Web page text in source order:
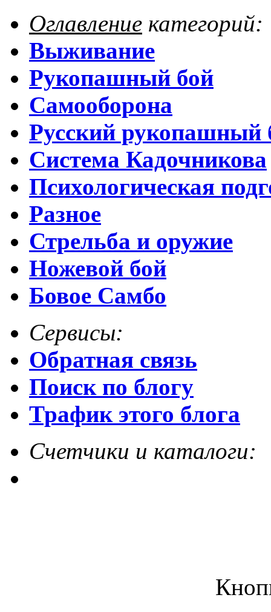
Оглавление категорий:
Выживание
Рукопашный бой
Самооборона
Русский рукопашный
Система Кадочникова
Психологическая
Разное
Стрельба и оружие
Ножевой бой
Бовое Самбо
Сервисы:
Обратная связь
Поиск по блогу
Трафик этого блога
Счетчики и каталоги: